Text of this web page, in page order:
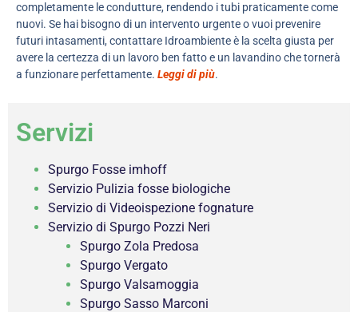
completamente le condutture, rendendo i tubi praticamente come
nuovi. Se hai bisogno di un intervento urgente o vuoi prevenire
futuri intasamenti, contattare Idroambiente è la scelta giusta per
avere la certezza di un lavoro ben fatto e un lavandino che tornerà
a funzionare perfettamente. Leggi di più.
Servizi
Spurgo Fosse imhoff
Servizio Pulizia fosse biologiche
Servizio di Videoispezione fognature
Servizio di Spurgo Pozzi Neri
Spurgo Zola Predosa
Spurgo Vergato
Spurgo Valsamoggia
Spurgo Sasso Marconi